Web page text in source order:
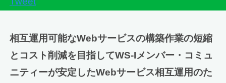
相互運用可能なWebサービスの構築作業の短縮
とコスト削減を目指してWS-Iメンバー・コミュ
ニティーが安定したWebサービス相互運用のた